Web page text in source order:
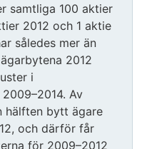
samtliga 100 aktier
2012 och 1 aktie
således mer än
2012
i
Av
hälften bytt ägare
och därför får
för 2009–2012